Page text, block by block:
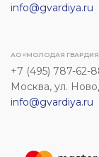
info@gvardiya.ru
АО «МОЛОДАЯ
+7 (495) 787-62-
Москва, ул.
info@gvardiya.ru